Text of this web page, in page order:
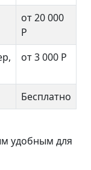
от 20 000
Р
от 3 000 Р
Бесплатно
удобным для